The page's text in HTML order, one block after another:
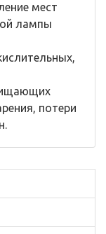
мест
лампы
потери